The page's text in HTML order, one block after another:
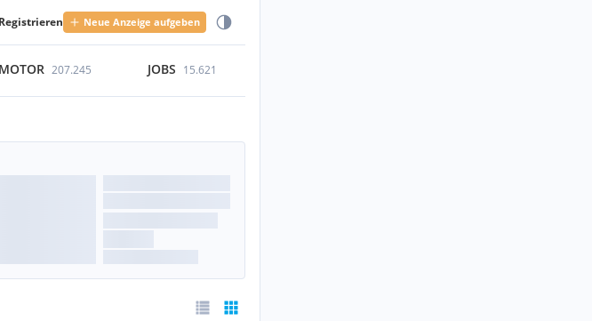
Registrieren Neue Anzeige aufgeben
207.245 JOBS 15.621